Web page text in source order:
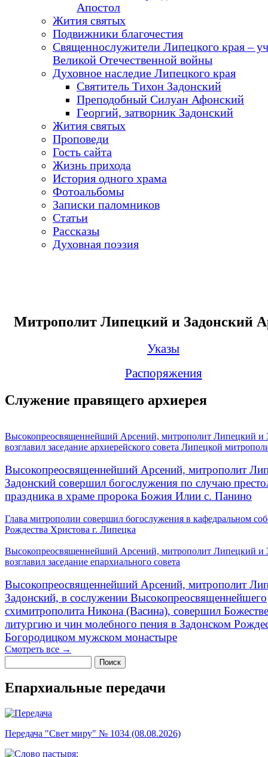
Апостол
Жития святых
Подвижники благочестия
Священнослужители Липецкого края –
Великой Отечественной войны
Духовное наследие Липецкого края
Святитель Тихон Задонский
Преподобный Силуан Афонский
Георгий, затворник Задонский
Жития святых
Проповеди
Гость сайта
Жизнь прихода
История одного храма
Фотоальбомы
Записки паломников
Статьи
Рассказы
Духовная поэзия
Митрополит Липецкий и Задонский
Указы
Распоряжения
Служение правящего архиерея
Высокопреосвященнейший Арсений, митрополит Липецкий и
возглавил заседание архиерейского совета Липецкой
Высокопреосвященнейший Арсений, митрополит
Задонский совершил богослужения по случаю
праздника в храме пророка Божия Илии с. Панино
Глава митрополии совершил богослужения в кафедральном
Рождества Христова г. Липецка
Высокопреосвященнейший Арсений, митрополит Липецкий и
возглавил заседание епархиального совета
Высокопреосвященнейший Арсений, митрополит
Задонский, в сослужении Высокопреосвященнейшего
схимитрополита Никона (Васина), совершил
литургию и чин молебного пения в Задонском
Богородицком мужском монастыре
Смотреть все →
Поиск
Епархиальные передачи
Передача "Свет миру" № 1034 (08.08.2026)